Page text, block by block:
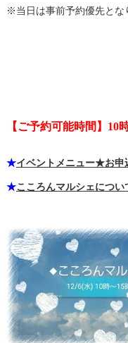
※当日は事前予約優先とな
【ご予約可能時間】10
★イベントメニュー★お申
★こころんマルシェについ